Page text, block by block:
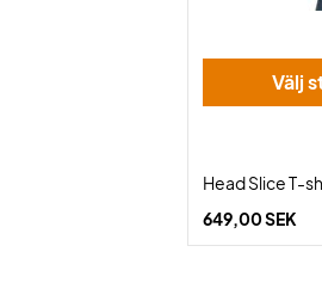
Head Slice T-
649,00 SEK